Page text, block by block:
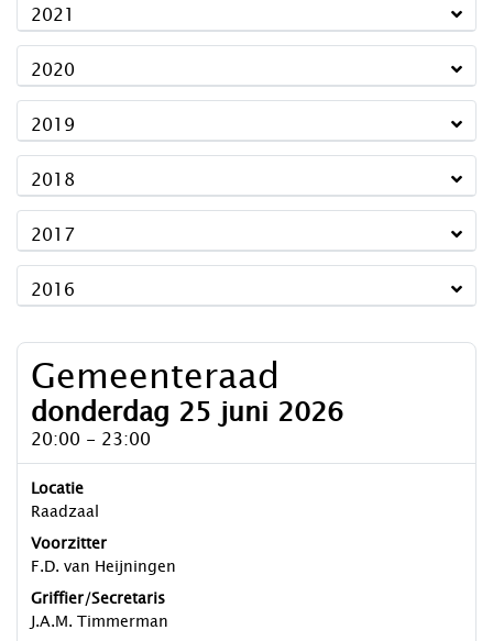
2021
2020
2019
2018
2017
2016
Gemeenteraad
donderdag 25 juni 2026
20:00 - 23:00
Locatie
Raadzaal
Voorzitter
F.D. van Heijningen
Griffier/Secretaris
J.A.M. Timmerman